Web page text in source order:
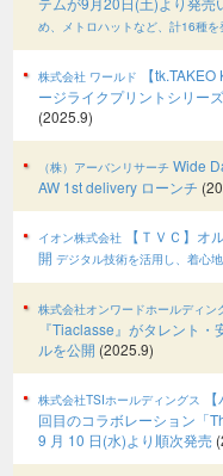
め、メトロハットなど、計16種を
株式会社 ワールド
【
ージライクプリントシリー
(2025.9)
（株）アーバンリサーチ Wide
AW 1st delivery ローンチ
イオン株式会社 【ＴＶＣ】オ
開 デジタル技術を活用し、着心
株式会社オンワードホールディン
『Tiaclasse』がタレント
ルを公開 (2025.9)
株式会社TSIホールディングス
回目のコラボレーション「
9 月 10 日(水)より順次発売